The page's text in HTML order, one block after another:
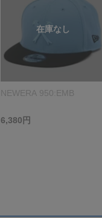
NEWERA 950:EMB
6,380円